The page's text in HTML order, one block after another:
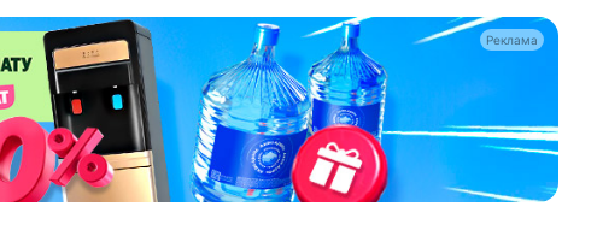
Реклама